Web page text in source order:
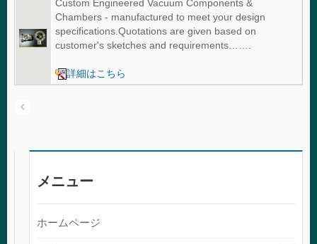
Custom Engineered Vacuum Components &
Chambers - manufactured to meet your design
specifications.Quotations are given based on
customer's sketches and requirements…….
詳細はこちら
メニュー
ホームページ